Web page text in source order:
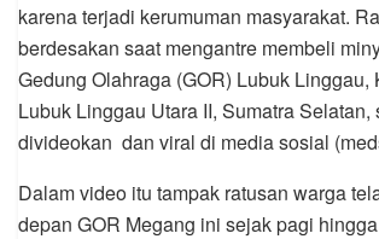
karena terjadi kerumuman masyarakat.
berdesakan saat mengantre membeli
Gedung Olahraga (GOR) Lubuk Linggau,
Lubuk Linggau Utara II, Sumatra Selatan,
divideokan dan viral di media sosial
Dalam video itu tampak ratusan warga
depan GOR Megang ini sejak pagi